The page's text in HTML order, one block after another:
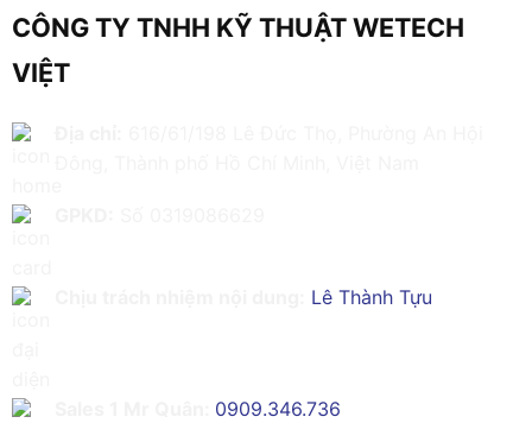
CÔNG TY TNHH KỸ THUẬT WETECH
VIỆT
Lê Thành Tựu
0909.346.736